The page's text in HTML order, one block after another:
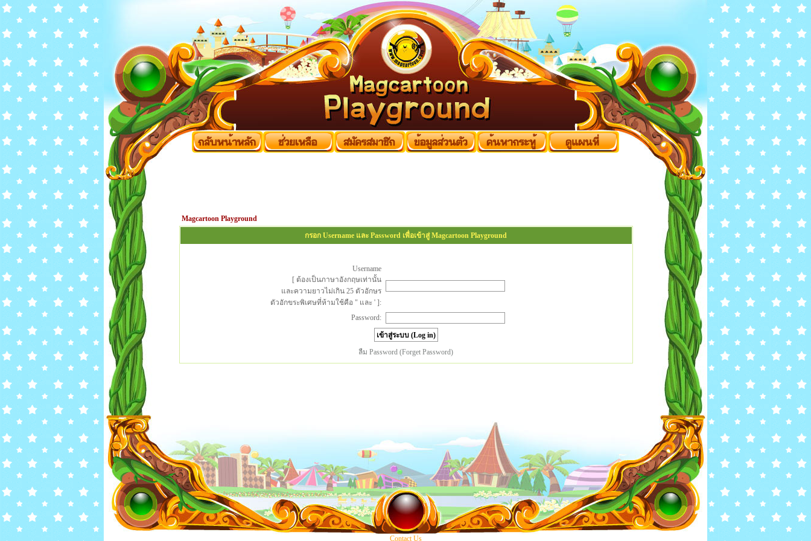
Magcartoon Playground
กรอก Username และ Password เพื่อเข้าสู่ Magcartoon Playground
Username
[ ต้องเป็นภาษาอังกฤษเท่านั้น
และความยาวไม่เกิน 25 ตัวอักษร
ตัวอักขระพิเศษที่ห้ามใช้คือ " และ ' ]:
Password:
ลืม Password (Forget Password)
Contact Us